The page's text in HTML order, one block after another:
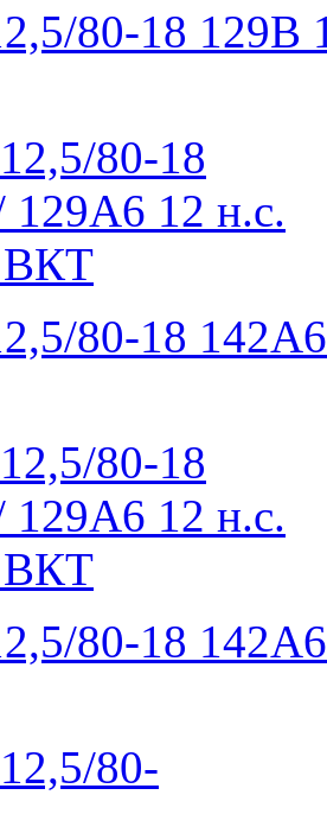
80-18 129B
80-18
80-18